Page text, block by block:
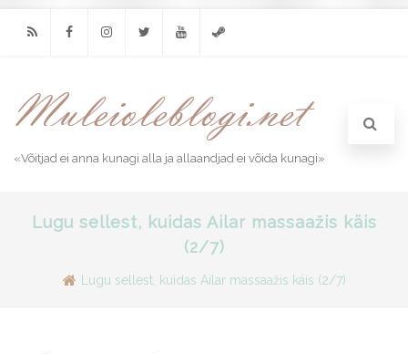
«Võitjad ei anna kunagi alla ja allaandjad ei võida kunagi»
Lugu sellest, kuidas Ailar massaažis käis
(2/7)
Lugu sellest, kuidas Ailar massaažis käis (2/7)